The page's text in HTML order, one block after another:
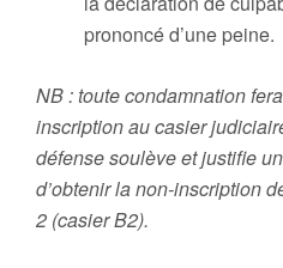
prononcé d’une peine.
NB : toute condamnation
inscription au casier
défense soulève et justifie
d’obtenir la non-inscription
2 (casier B2).